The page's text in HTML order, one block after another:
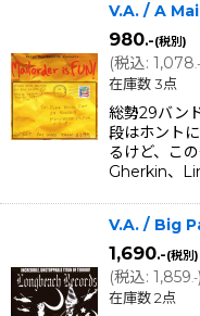
V.A. / A
980.-(税別)
(税込: 1,078.-
在庫数 3点
総勢29バン
段はホント
るけど、こ
Gherkin、
V.A. / Big
1,690.-(税別)
(税込: 1,859.-)
在庫数 2点